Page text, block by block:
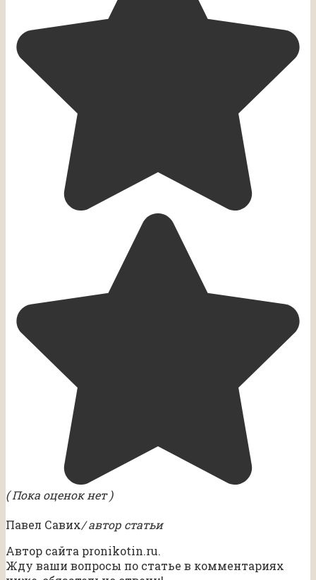
( Пока оценок нет )
Павел Савих/ автор статьи
Автор сайта pronikotin.ru.
Жду ваши вопросы по статье в комментариях